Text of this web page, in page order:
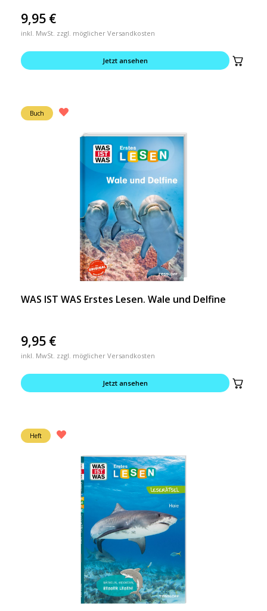
9,95 €
inkl. MwSt. zzgl. möglicher Versandkosten
Jetzt ansehen
Buch
WAS IST WAS Erstes Lesen. Wale und Delfine
9,95 €
inkl. MwSt. zzgl. möglicher Versandkosten
Jetzt ansehen
Heft